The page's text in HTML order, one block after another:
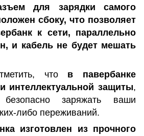
для зарядки самого
сбоку, что позволяет
к сети, параллельно
и кабель не будет мешать
что в павербанке
интеллектуальной защиты,
заряжать ваши
либо переживаний.
изготовлен из прочного